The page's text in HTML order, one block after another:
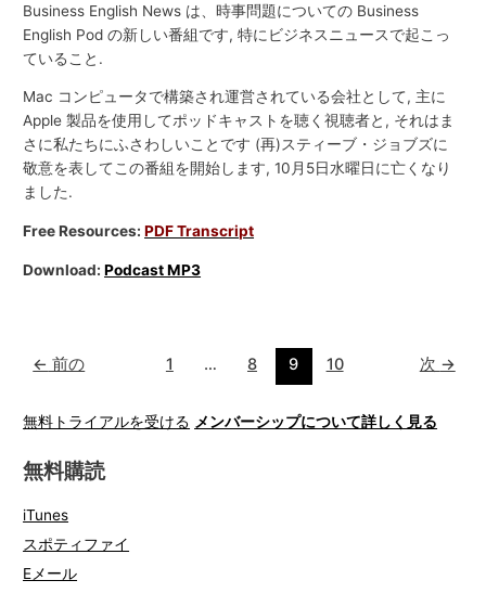
Business English News は、時事問題についての Business
English Pod の新しい番組です, 特にビジネスニュースで起こっ
ていること.
Mac コンピュータで構築され運営されている会社として, 主に
Apple 製品を使用してポッドキャストを聴く視聴者と, それはま
さに私たちにふさわしいことです (再)スティーブ・ジョブズに
敬意を表してこの番組を開始します, 10月5日水曜日に亡くなり
ました.
Free Resources:PDF Transcript
Download:Podcast MP3
← 前の 1 … 8 9 10 次 →
無料トライアルを受ける メンバーシップについて詳しく見る
無料購読
iTunes
スポティファイ
Eメール